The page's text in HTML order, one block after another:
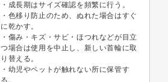
・成長期はサイズ確認を頻繁に行う。
・色移り防止のため、ぬれた場合はすぐ
に乾かす。
・傷み・キズ・サビ・ほつれなどが目立
つ場合は使用を中止し、新しい首輪に取
り替える。
・幼児やペットが触れない所に保管す